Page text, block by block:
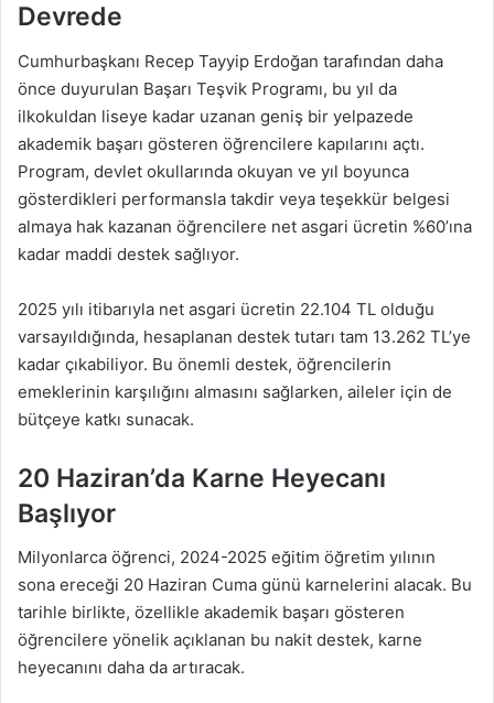
Devrede
Cumhurbaşkanı Recep Tayyip Erdoğan tarafından daha
önce duyurulan Başarı Teşvik Programı, bu yıl da
ilkokuldan liseye kadar uzanan geniş bir yelpazede
akademik başarı gösteren öğrencilere kapılarını açtı.
Program, devlet okullarında okuyan ve yıl boyunca
gösterdikleri performansla takdir veya teşekkür belgesi
almaya hak kazanan öğrencilere net asgari ücretin %60’ına
kadar maddi destek sağlıyor.
2025 yılı itibarıyla net asgari ücretin 22.104 TL olduğu
varsayıldığında, hesaplanan destek tutarı tam 13.262 TL’ye
kadar çıkabiliyor. Bu önemli destek, öğrencilerin
emeklerinin karşılığını almasını sağlarken, aileler için de
bütçeye katkı sunacak.
20 Haziran’da Karne Heyecanı
Başlıyor
Milyonlarca öğrenci, 2024-2025 eğitim öğretim yılının
sona ereceği 20 Haziran Cuma günü karnelerini alacak. Bu
tarihle birlikte, özellikle akademik başarı gösteren
öğrencilere yönelik açıklanan bu nakit destek, karne
heyecanını daha da artıracak.